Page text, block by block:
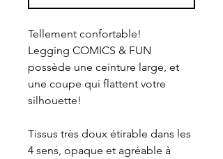
Tellement confortable!
Legging COMICS & FUN
possède une ceinture large, et
une coupe qui flattent votre
silhouette!
Tissus très doux étirable dans les
4 sens, opaque et agréable à